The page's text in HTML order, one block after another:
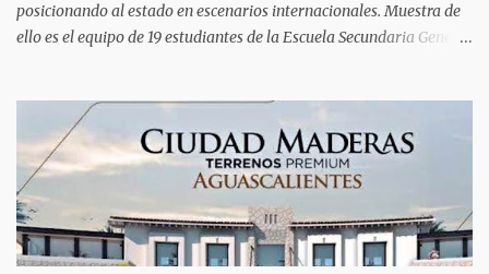
posicionando al estado en escenarios internacionales. Muestra de
ello es el equipo de 19 estudiantes de la Escuela Secundaria General
competirán con jóvenes de todo el mundo. Su pase lo obtuvieron en
RoboRAVE México 2025, en Puerto Vallarta, tras destacar por su
precisión, creatividad y habilidades en programación, diseño de
prototipos y trabajo en equipo. Divididos en cinco equipos,
participarán en la categoría Fast Bot, en la que robots diseñados
por ellos mismos deberán recorrer una pista siguiendo una línea